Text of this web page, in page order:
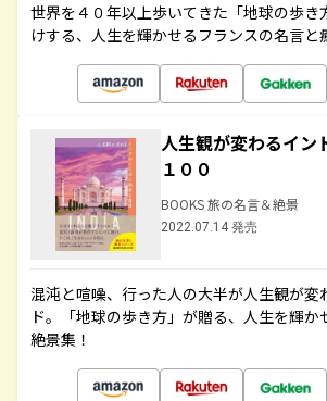
世界を４０年以上歩いてきた「地球の歩き
けする、人生を輝かせるフランスの名言と
人生観が変わるイン
１００
BOOKS 旅の名言＆絶景
2022.07.14 発売
混沌と喧噪、行った人の大半が人生観が変
ド。「地球の歩き方」が贈る、人生を輝か
絶景集！